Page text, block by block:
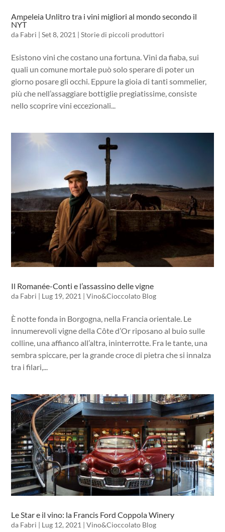
Ampeleia Unlitro tra i vini migliori al mondo secondo il
NYT
da Fabri |Set 8, 2021 |Storie di piccoli produttori
Esistono vini che costano una fortuna. Vini da fiaba, sui
quali un comune mortale può solo sperare di poter un
giorno posare gli occhi. Eppure la gioia di tanti sommelier,
più che nell’assaggiare bottiglie pregiatissime, consiste
nello scoprire vini eccezionali...
Il Romanée-Conti e l’assassino delle vigne
da Fabri | Lug 19, 2021 |Vino&Cioccolato Blog
È notte fonda in Borgogna, nella Francia orientale. Le
innumerevoli vigne della Côte d’Or riposano al buio sulle
colline, una affianco all’altra, ininterrotte. Fra le tante, una
sembra spiccare, per la grande croce di pietra che si innalza
tra i filari,...
Le Star e il vino: la Francis Ford Coppola Winery
da Fabri | Lug 12, 2021 |Vino&Cioccolato Blog